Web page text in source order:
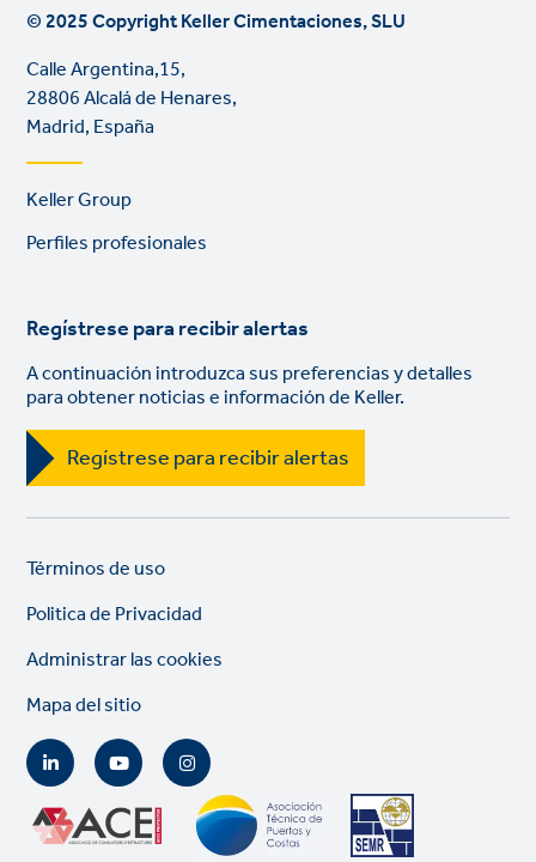
© 2025 Copyright Keller Cimentaciones, SLU
Calle Argentina,15,
28806 Alcalá de Henares,
Madrid, España
Footer
links
Keller Group
Perfiles profesionales
Regístrese para recibir alertas
A continuación introduzca sus preferencias y detalles
para obtener noticias e información de Keller.
Regístrese para recibir alertas
Legal
Términos de uso
Politica de Privacidad
Administrar las cookies
Mapa del sitio